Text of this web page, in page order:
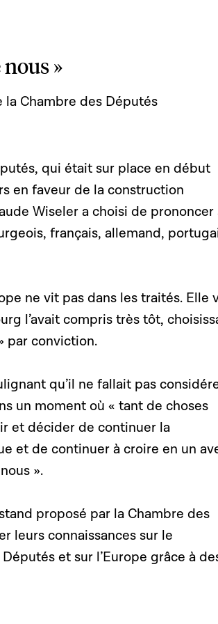
»
la Chambre des Députés
qui était sur place en début
en faveur de la construction
Wiseler a choisi de prononcer
français, allemand,
ne vit pas dans les traités. Elle
l’avait compris très tôt,
par conviction.
qu’il ne fallait pas
un moment où « tant de choses
et décider de continuer la
et de continuer à croire en un
».
proposé par la Chambre des
leurs connaissances sur le
et sur l’Europe grâce à